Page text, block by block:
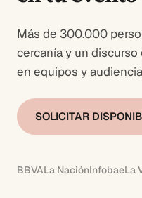
Más de 300.000
cercanía y un
en equipos y
SOLICITAR
BBVALa NaciónInfobaeLa